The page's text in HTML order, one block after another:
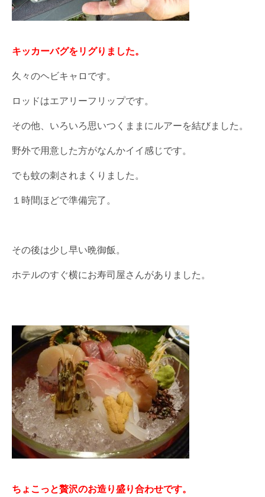
キッカーバグをリグりました。
久々のヘビキャロです。
ロッドはエアリーフリップです。
その他、いろいろ思いつくままにルアーを結びました。
野外で用意した方がなんかイイ感じです。
でも蚊の刺されまくりました。
１時間ほどで準備完了。
その後は少し早い晩御飯。
ホテルのすぐ横にお寿司屋さんがありました。
ちょこっと贅沢のお造り盛り合わせです。